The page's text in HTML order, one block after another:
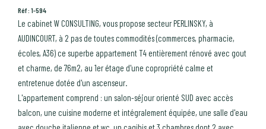
Réf : 1-594
Le cabinet W CONSULTING, vous propose secteur PERLINSKY, à
AUDINCOURT, à 2 pas de toutes commodités (commerces, pharmacie,
écoles, A36) ce superbe appartement T4 entièrement rénové avec gout
et charme, de 76m2, au 1er étage d'une copropriété calme et
entretenue dotée d'un ascenseur.
L'appartement comprend : un salon-séjour orienté SUD avec accès
balcon, une cuisine moderne et intégralement équipée, une salle d'eau